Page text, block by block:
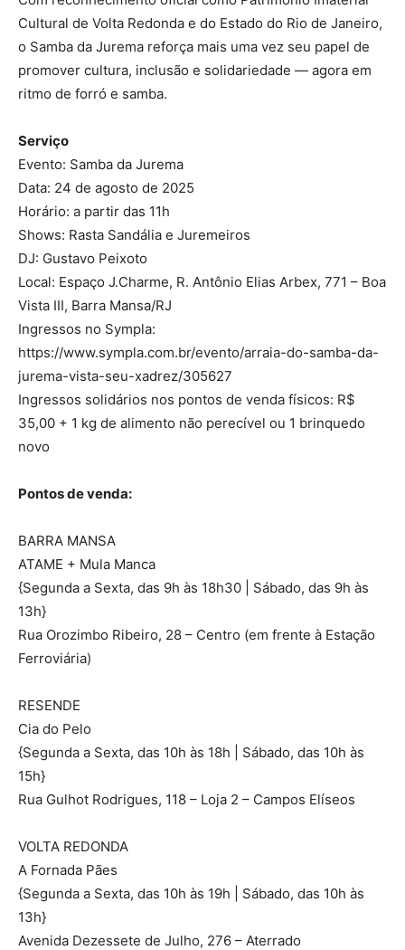
Cultural de Volta Redonda e do Estado do Rio de Janeiro,
o Samba da Jurema reforça mais uma vez seu papel de
promover cultura, inclusão e solidariedade — agora em
ritmo de forró e samba.
Serviço
Evento: Samba da Jurema
Data: 24 de agosto de 2025
Horário: a partir das 11h
Shows: Rasta Sandália e Juremeiros
DJ: Gustavo Peixoto
Local: Espaço J.Charme, R. Antônio Elias Arbex, 771 – Boa
Vista III, Barra Mansa/RJ
Ingressos no Sympla:
https://www.sympla.com.br/evento/arraia-do-samba-da-
jurema-vista-seu-xadrez/305627
Ingressos solidários nos pontos de venda físicos: R$
35,00 + 1 kg de alimento não perecível ou 1 brinquedo
novo
Pontos de venda:
BARRA MANSA
ATAME + Mula Manca
{Segunda a Sexta, das 9h às 18h30 | Sábado, das 9h às
13h}
Rua Orozimbo Ribeiro, 28 – Centro (em frente à Estação
Ferroviária)
RESENDE
Cia do Pelo
{Segunda a Sexta, das 10h às 18h | Sábado, das 10h às
15h}
Rua Gulhot Rodrigues, 118 – Loja 2 – Campos Elíseos
VOLTA REDONDA
A Fornada Pães
{Segunda a Sexta, das 10h às 19h | Sábado, das 10h às
13h}
Avenida Dezessete de Julho, 276 – Aterrado